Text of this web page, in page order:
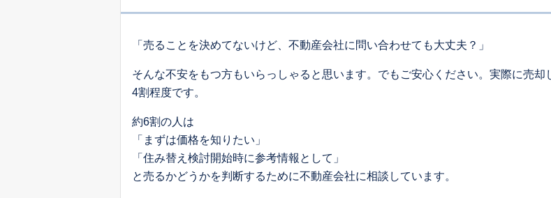
「売ることを決めてないけど、不動産会社に問い合わせても大丈夫？」
そんな不安をもつ方もいらっしゃると思います。でもご安心ください。実際に売
4割程度です。
約6割の人は
「まずは価格を知りたい」
「住み替え検討開始時に参考情報として」
と売るかどうかを判断するために不動産会社に相談しています。